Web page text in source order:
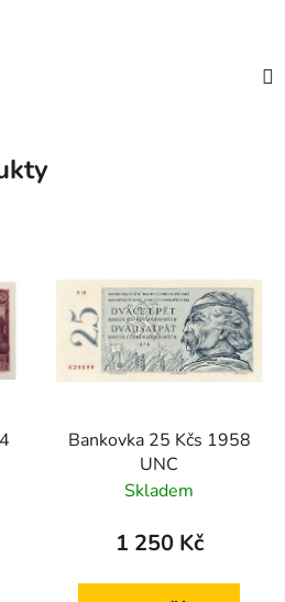
Bankovka 25 Kčs 1958
UNC
Skladem
1 250 Kč